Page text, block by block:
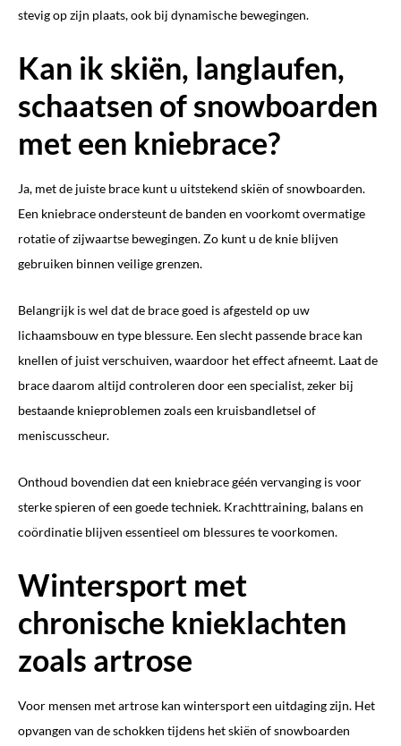
stevig op zijn plaats, ook bij dynamische bewegingen.
Kan ik skiën, langlaufen,
schaatsen of snowboarden
met een kniebrace?
Ja, met de juiste brace kunt u uitstekend skiën of snowboarden.
Een kniebrace ondersteunt de banden en voorkomt overmatige
rotatie of zijwaartse bewegingen. Zo kunt u de knie blijven
gebruiken binnen veilige grenzen.
Belangrijk is wel dat de brace goed is afgesteld op uw
lichaamsbouw en type blessure. Een slecht passende brace kan
knellen of juist verschuiven, waardoor het effect afneemt. Laat de
brace daarom altijd controleren door een specialist, zeker bij
bestaande knieproblemen zoals een kruisbandletsel of
meniscusscheur.
Onthoud bovendien dat een kniebrace géén vervanging is voor
sterke spieren of een goede techniek. Krachttraining, balans en
coördinatie blijven essentieel om blessures te voorkomen.
Wintersport met
chronische knieklachten
zoals artrose
Voor mensen met artrose kan wintersport een uitdaging zijn. Het
opvangen van de schokken tijdens het skiën of snowboarden